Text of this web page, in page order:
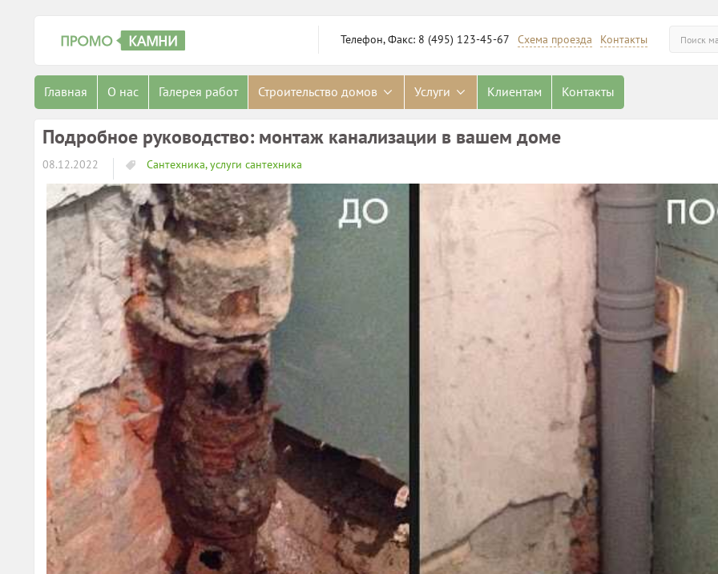
Телефон, Факс: 8 (495) 123-45-67 Схема проезда Контакты
Главная О нас Галерея работ Строительство домов Услуги Клиентам Контакты
Подробное руководство: монтаж канализации в вашем доме
08.12.2022 Сантехника, услуги сантехника